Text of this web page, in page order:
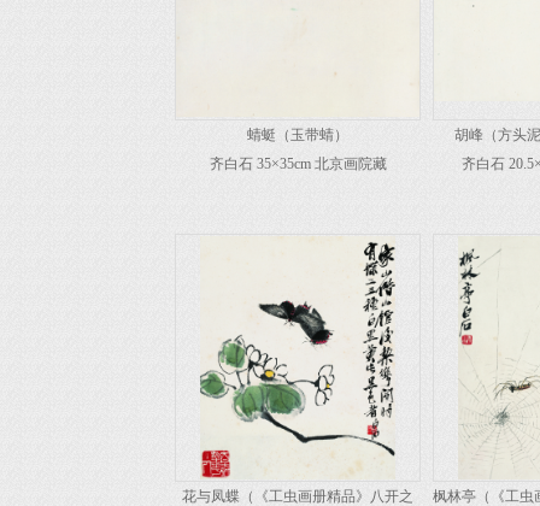
蜻蜓（玉带蜻）
齐白石 35×35cm 北京画院藏
胡峰（方头
齐白石
花与凤蝶（《工虫画册精品》八开之
枫林亭（《工虫